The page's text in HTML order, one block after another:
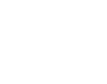
ЗАВОД "ТРУД"
Завод "Труд" посетили
собрания
промышленности,
Нижегородской области